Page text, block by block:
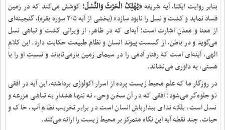
بنابر روایت ایکنا، آیه‌ شریفه‌«یُهْلِکُ الْحَرْثَ وَالنَّسْلَ؛ کوشش مى‌کند که در زمین
فساد نماید و کشت و نسل را نابود سازد» (بخشی از آیه ۲۰۵ سوره بقره)، گنجینه‌ای
از معنا و معدنِ اشارت است؛ آیه‌ای که در ظاهر، از ویرانی کشت و تباهی نسل
می‌گوید و در باطن، از گسست پیوند انسان و نظام طبیعت حکایت دارد. این کلامِ
الهی، آینه‌ای است که رفتار آدمی را در سیمای زمین بازمی‌تاباند و نسبتِ او را با
هستی، به داوری می‌نشاند.
در روزگار ما که علمِ محیط زیست پرده از اسرار اکولوژی برداشته، این آیه در افقی
نو جلوه‌گر می‌شود؛ افقی که در آن سخن وحی، نه تنها هشدارِ به تباهی مزرعه و
نسل است، بلکه ندای بیدارباشِ انسان است در برابر تخریب نظام آب، خاک و
حیات. چند نقطه آیه این نگاه متمرکز بر محیط زیست را ارائه می‌کند.